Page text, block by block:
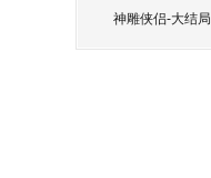
神雕侠侣-大结局